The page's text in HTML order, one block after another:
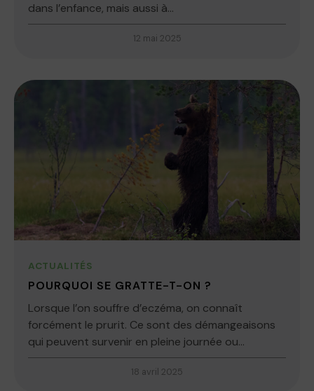
dans l’enfance, mais aussi à...
12 mai 2025
ACTUALITÉS
POURQUOI SE GRATTE-T-ON ?
Lorsque l’on souffre d’eczéma, on connaît
forcément le prurit. Ce sont des démangeaisons
qui peuvent survenir en pleine journée ou...
18 avril 2025